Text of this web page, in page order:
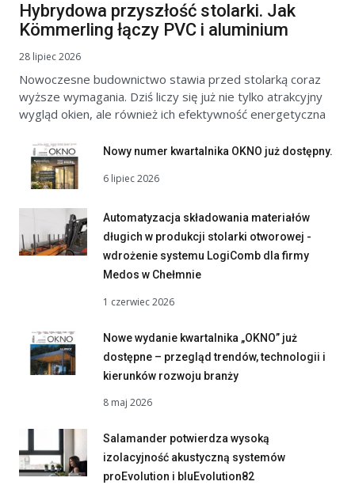
Hybrydowa przyszłość stolarki. Jak
Kömmerling łączy PVC i aluminium
28 lipiec 2026
Nowoczesne budownictwo stawia przed stolarką coraz
wyższe wymagania. Dziś liczy się już nie tylko atrakcyjny
wygląd okien, ale również ich efektywność energetyczna
Nowy numer kwartalnika OKNO już dostępny.
6 lipiec 2026
Automatyzacja składowania materiałów
długich w produkcji stolarki otworowej -
wdrożenie systemu LogiComb dla firmy
Medos w Chełmnie
1 czerwiec 2026
Nowe wydanie kwartalnika „OKNO” już
dostępne – przegląd trendów, technologii i
kierunków rozwoju branży
8 maj 2026
Salamander potwierdza wysoką
izolacyjność akustyczną systemów
proEvolution i bluEvolution82